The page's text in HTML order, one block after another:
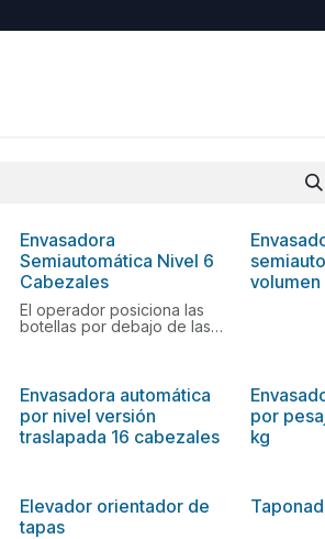
Envasadora
Semiautomática Nivel 6
Cabezales
El operador posiciona las
botellas por debajo de las
ciclo de llenado
prestablecido
Disponible en 4 y 6
volumen
Envasadora automática
por nivel versión
traslapada 16 cabezales
por
kg
Elevador orientador de
tapas